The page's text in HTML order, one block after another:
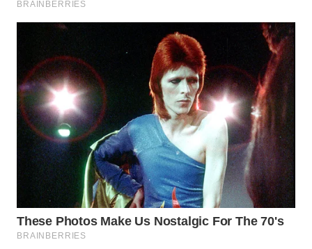
TAPANULI
UTARA
WN
SAMOSIR
WN
PADANG
LAWAS
WN
SUMEDANG
WN
CIANJUR